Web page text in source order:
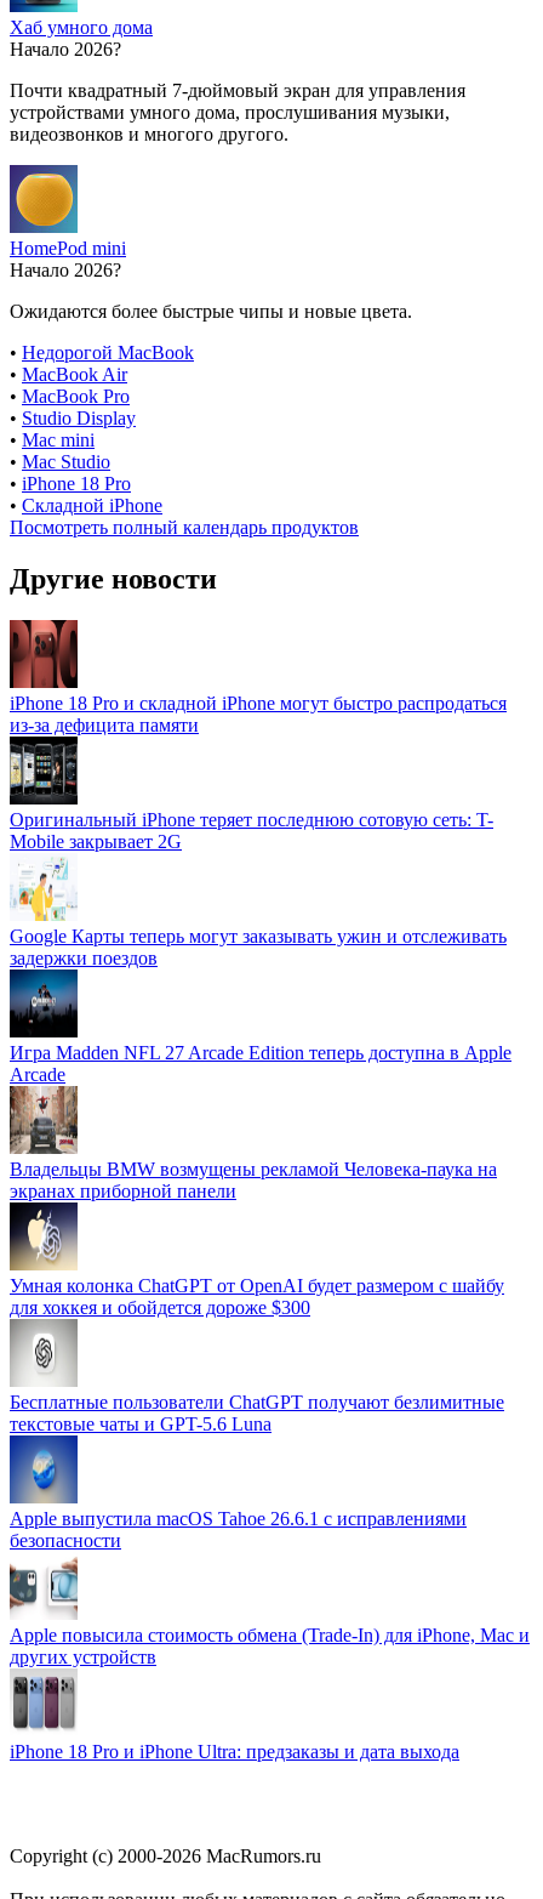
Хаб умного дома
Начало 2026?
Почти квадратный 7-дюймовый экран для управления
устройствами умного дома, прослушивания музыки,
видеозвонков и многого другого.
HomePod mini
Начало 2026?
Ожидаются более быстрые чипы и новые цвета.
• Недорогой MacBook
• MacBook Air
• MacBook Pro
• Studio Display
• Mac mini
• Mac Studio
• iPhone 18 Pro
• Складной iPhone
Посмотреть полный календарь продуктов
Другие новости
iPhone 18 Pro и складной iPhone могут быстро распродаться
из-за дефицита памяти
Оригинальный iPhone теряет последнюю сотовую сеть: T-
Mobile закрывает 2G
Google Карты теперь могут заказывать ужин и отслеживать
задержки поездов
Игра Madden NFL 27 Arcade Edition теперь доступна в Apple
Arcade
Владельцы BMW возмущены рекламой Человека-паука на
экранах приборной панели
Умная колонка ChatGPT от OpenAI будет размером с шайбу
для хоккея и обойдется дороже $300
Бесплатные пользователи ChatGPT получают безлимитные
текстовые чаты и GPT-5.6 Luna
Apple выпустила macOS Tahoe 26.6.1 с исправлениями
безопасности
Apple повысила стоимость обмена (Trade-In) для iPhone, Mac и
других устройств
iPhone 18 Pro и iPhone Ultra: предзаказы и дата выхода
Copyright (c) 2000-2026 MacRumors.ru